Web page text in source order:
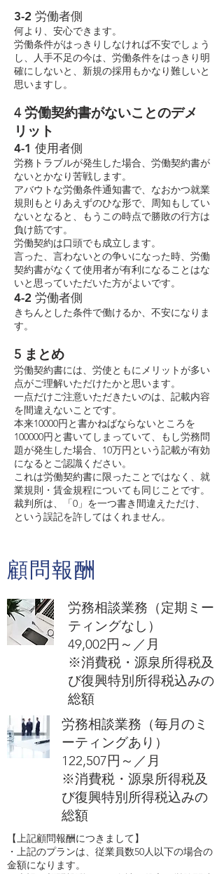
3-2 労働者側
何より、安心できます。
労働条件がはっきりしなければ不安でしょう
し、人手不足の今は、労働条件をはっきり明
確にしないと、新規の採用もかなり難しいと
思いますし。
4 労働契約書がないことのデメ
リット
4-1 使用者側
労務トラブルが発生した場合、労働契約書が
ないとかなり苦戦します。
アバウトな労働条件通知書で、なおかつ就業
規則もとりあえずのひな形で、周知もしてい
ないとなると、もうこの時点で勝敗の行方は
負け筋です。
労働契約は口頭でも成立します。
言った、言わないとの争いになった時、労働
契約書がなくて使用者が有利になることはな
いと思っていただいた方がよいです。
4-2 労働者側
きちんとした条件で働けるか、不安になりま
す。
5 まとめ
労働契約書には、労使ともにメリットが多い
点がご理解いただけたかと思います。
一点だけご注意いただきたいのは、記載内容
を間違えないことです。
本来10000円と書かねばならないところを
100000円と書いてしまっていて、もし労務問
題が発生した場合、10万円という記載が有効
になるとご認識ください。
これは労働契約書に限ったことではなく、就
業規則・賃金規程についても同じことです。
裁判所は、「0」を一つ書き間違えただけ、
という誤記を許してはくれません。
顧問報酬
労務相談業務（定期ミー
ティングなし）
​49,002円～／月
​※消費税・源泉所得税及
び復興特別所得税込みの
総額
労務相談業務（毎月のミ
ーティングあり）
​122,507円～／月
​※消費税・源泉所得税及
び復興特別所得税込みの
総額
【上記顧問報酬につきまして】
​・上記のプランは、従業員数50人以下の場合の
金額になります。